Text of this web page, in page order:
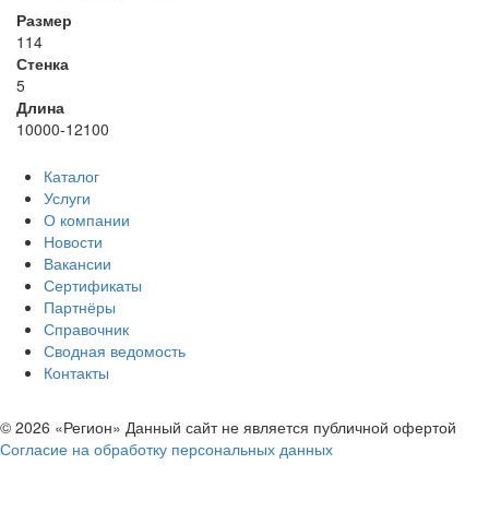
Размер
114
Стенка
5
Длина
10000-12100
Каталог
Услуги
О компании
Новости
Вакансии
Сертификаты
Партнёры
Справочник
Сводная ведомость
Контакты
© 2026 «Регион» Данный сайт не является публичной офертой
Согласие на обработку персональных данных